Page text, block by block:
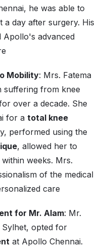
he was able to
a day after surgery. His
Apollo's advanced
Mobility: Mrs. Fatema
suffering from knee
over a decade. She
for a total knee
performed using the
, allowed her to
weeks. Mrs.
of the medical
care
for Mr. Alam: Mr.
opted for
at Apollo Chennai.